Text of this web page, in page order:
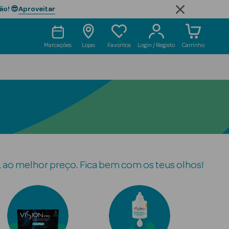
😎Aproveitar
Marcações Lojas Favoritos Login / Registo Carrinho
melhor preço. Fica bem com os teus olhos!